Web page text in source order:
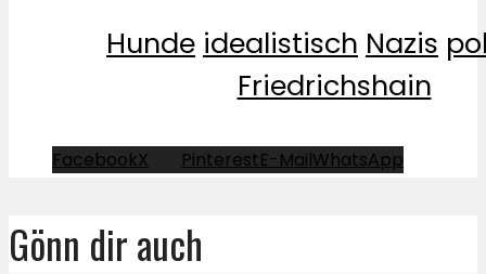
Hunde idealistisch Nazis
Friedrichshain
FacebookX PinterestE-MailWhatsApp
Gönn dir auch